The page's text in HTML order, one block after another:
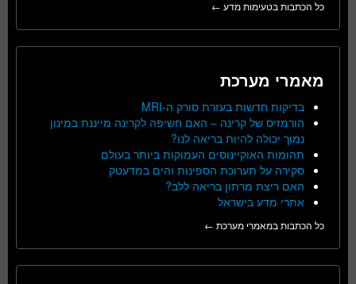
כל הכתבות בטעימות מדע ←
מאמרי מערכת
בדיקות חדשות בעזרת סורק ה-MRI
הורמזיס של קרינה – האם חשיפה לקרינה מייננת במינון
נמוך יכולה להיות בריאה לנו?
תהומות האוקיינוסים העמוקות ביותר בעולם
סקירה על תערוכת הספינות והים במדעטק
האם ריצת מרתון בריאה ללב?
אתרי מדע בישראל
כל הכתבות במאמרי מערכת ←